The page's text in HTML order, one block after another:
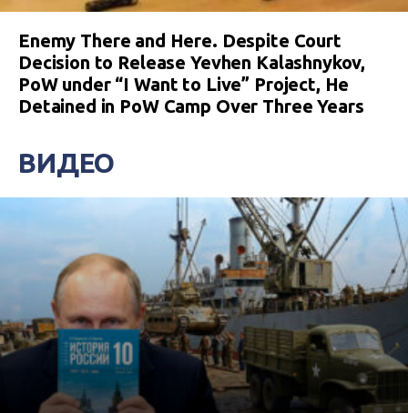
Enemy There and Here. Despite Court
Decision to Release Yevhen Kalashnykov,
PoW under “I Want to Live” Project, He
Detained in PoW Camp Over Three Years
ВИДЕО